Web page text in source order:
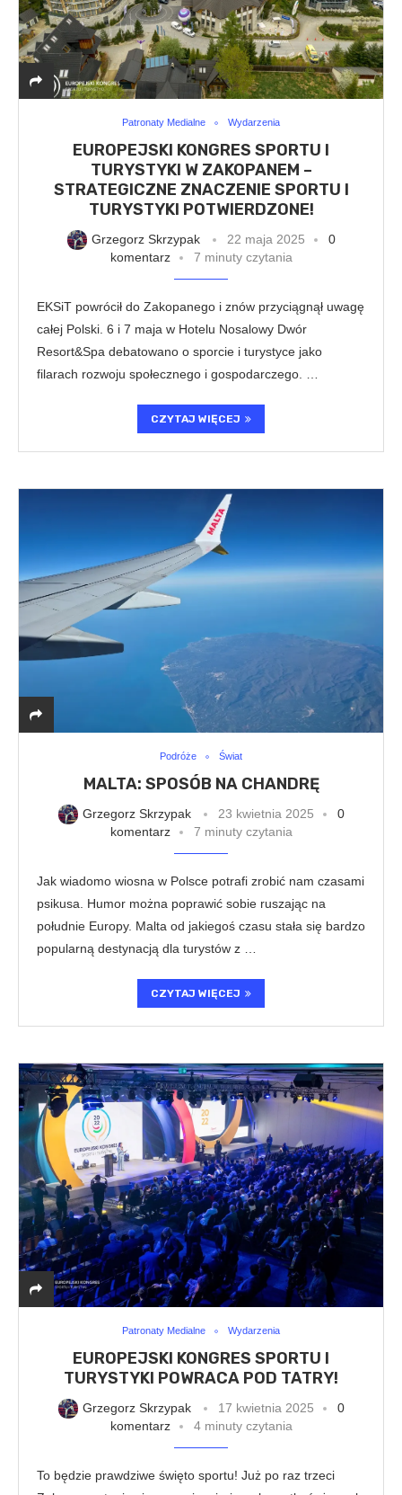
Patronaty Medialne Wydarzenia
EUROPEJSKI KONGRES SPORTU I
TURYSTYKI W ZAKOPANEM –
STRATEGICZNE ZNACZENIE SPORTU I
TURYSTYKI POTWIERDZONE!
Grzegorz Skrzypak 22 maja 2025
0
komentarz
7 minuty czytania
EKSiT powrócił do Zakopanego i znów przyciągnął uwagę
całej Polski. 6 i 7 maja w Hotelu Nosalowy Dwór
Resort&Spa debatowano o sporcie i turystyce jako
filarach rozwoju społecznego i gospodarczego. …
CZYTAJ WIĘCEJ
Podróże Świat
MALTA: SPOSÓB NA CHANDRĘ
Grzegorz Skrzypak 23 kwietnia 2025
0
komentarz
7 minuty czytania
Jak wiadomo wiosna w Polsce potrafi zrobić nam czasami
psikusa. Humor można poprawić sobie ruszając na
południe Europy. Malta od jakiegoś czasu stała się bardzo
popularną destynacją dla turystów z …
CZYTAJ WIĘCEJ
Patronaty Medialne Wydarzenia
EUROPEJSKI KONGRES SPORTU I
TURYSTYKI POWRACA POD TATRY!
Grzegorz Skrzypak 17 kwietnia 2025
0
komentarz
4 minuty czytania
To będzie prawdziwe święto sportu! Już po raz trzeci